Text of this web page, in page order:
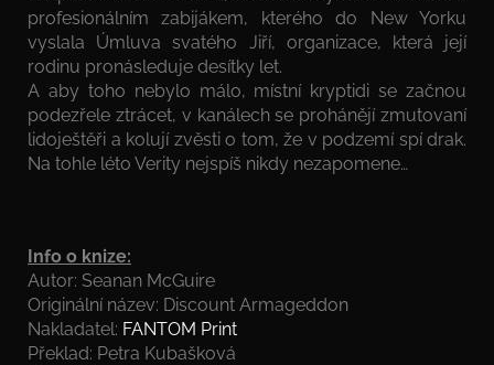
profesionálním zabijákem, kterého do New Yorku
vyslala Úmluva svatého Jiří, organizace, která její
rodinu pronásleduje desítky let.
A aby toho nebylo málo, místní kryptidi se začnou
podezřele ztrácet, v kanálech se prohánějí zmutovaní
lidoještěři a kolují zvěsti o tom, že v podzemí spí drak.
Na tohle léto Verity nejspíš nikdy nezapomene…
Info o knize:
Autor: Seanan McGuire
Originální název: Discount Armageddon
Nakladatel: FANTOM Print
Překlad: Petra Kubašková